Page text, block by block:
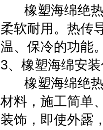
橡塑海绵绝热
柔软耐用。热传
温、保冷的功
3、橡塑海绵安
橡塑海绵绝热
材料，施工简单
装饰，即使外露